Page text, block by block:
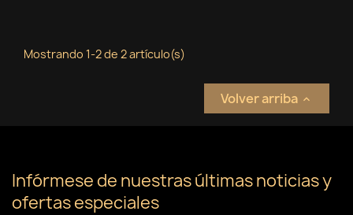
Mostrando 1-2 de 2 artículo(s)
Volver arriba 
Infórmese de nuestras últimas noticias y
ofertas especiales